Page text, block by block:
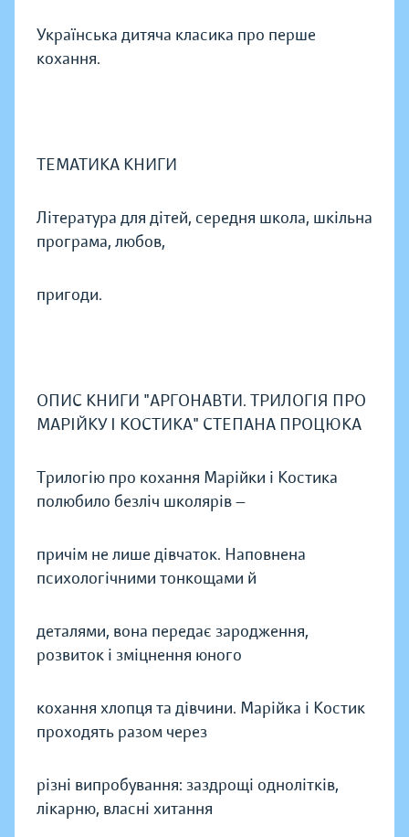
Українська дитяча класика про перше
кохання.
ТЕМАТИКА КНИГИ
Література для дітей, середня школа, шкільна
програма, любов,
пригоди.
ОПИС КНИГИ "АРГОНАВТИ. ТРИЛОГІЯ ПРО
МАРІЙКУ І КОСТИКА" СТЕПАНА ПРОЦЮКА
Трилогію про кохання Марійки і Костика
полюбило безліч школярів —
причім не лише дівчаток. Наповнена
психологічними тонкощами й
деталями, вона передає зародження,
розвиток і зміцнення юного
кохання хлопця та дівчини. Марійка і Костик
проходять разом через
різні випробування: заздрощі однолітків,
лікарню, власні хитання